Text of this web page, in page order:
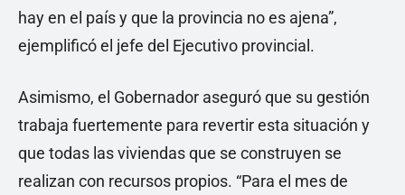
hay en el país y que la provincia no es ajena”,
ejemplificó el jefe del Ejecutivo provincial.
Asimismo, el Gobernador aseguró que su gestión
trabaja fuertemente para revertir esta situación y
que todas las viviendas que se construyen se
realizan con recursos propios. “Para el mes de